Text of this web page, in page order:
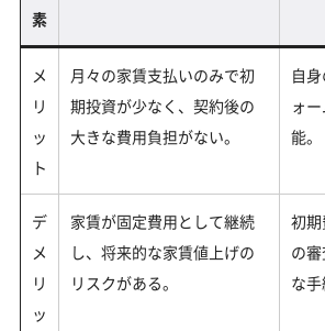
素
メ
リ
ッ
ト
月々の家賃支払いのみで初
期投資が少なく、契約後の
大きな費用負担がない。
自
ォ
能。
デ
メ
リ
ッ
家賃が固定費用として継続
し、将来的な家賃値上げの
リスクがある。
初
の
な手